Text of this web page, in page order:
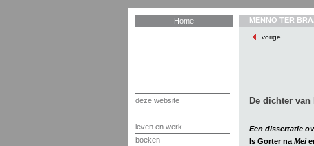
Home
deze website
leven en werk
boeken
MENNO TER
vorige
De dichter van
Een dissertatie
Is Gorter na Mei